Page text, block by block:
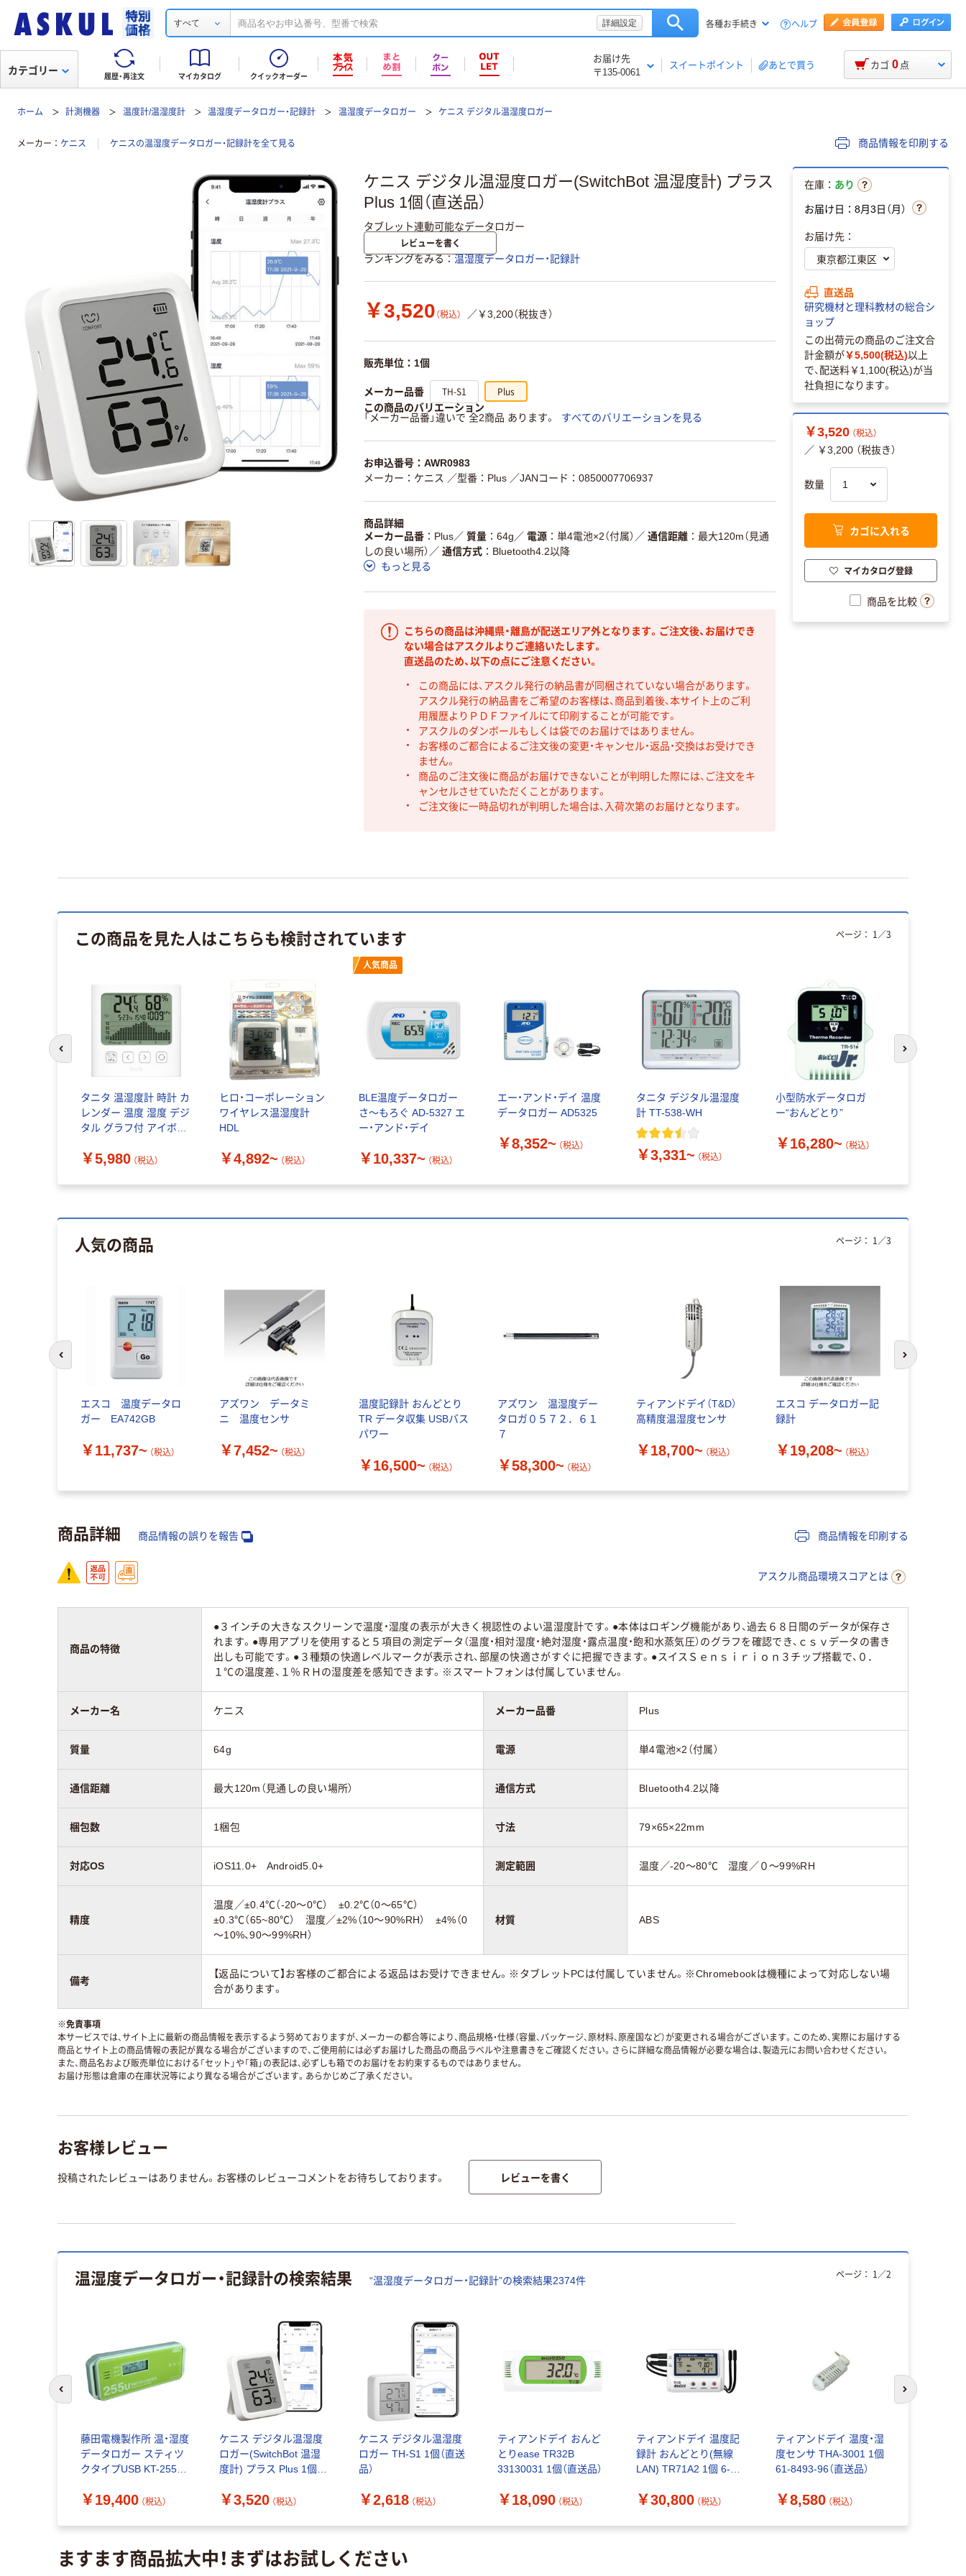
すべて 詳細設定 各種お手続き ヘルプ
履歴・再注文 マイカタログ クイックオーダー
お届け先
〒135-0061
スイートポイント あとで買う
カテゴリー カゴ 0 点
ホーム 計測機器 温度計/温湿度計 温湿度データロガー・記録計 温湿度データロガー ケニス デジタル温湿度ロガー
メーカー ケニス ケニスの温湿度データロガー・記録計を全て見る 商品情報を印刷する
ケニス デジタル温湿度ロガー(SwitchBot 温湿度計) プラス
Plus 1個（直送品）
タブレット連動可能なデータロガー
レビューを書く
ランキングをみる 温湿度データロガー・記録計
￥3,520 （税込） ／￥3,200（税抜き）
販売単位：1個
メーカー品番 TH-S1 Plus
この商品のバリエーション
「メーカー品番」違いで 全2商品 あります。
すべてのバリエーションを見る
お申込番号：AWR0983
メーカー：ケニス ／型番：Plus ／JANコード：0850007706937
商品詳細
メーカー品番
Plus／ 質量 64g ／ 電源 単4電池×2（付属） ／ 通信距離
最大120m（見通
しの良い場所） ／ 通信方式
Bluetooth4.2以降
もっと見る
こちらの商品は沖縄県・離島が配送エリア外となります。ご注文後、お届けでき
ない場合はアスクルよりご連絡いたします。
直送品のため、以下の点にご注意ください。
この商品には、アスクル発行の納品書が同梱されていない場合があります。
アスクル発行の納品書をご希望のお客様は、商品到着後、本サイト上のご利
用履歴よりＰＤＦファイルにて印刷することが可能です。
アスクルのダンボールもしくは袋でのお届けではありません。
お客様のご都合によるご注文後の変更・キャンセル・返品・交換はお受けでき
ません。
商品のご注文後に商品がお届けできないことが判明した際には、ご注文をキ
ャンセルさせていただくことがあります。
ご注文後に一時品切れが判明した場合は、入荷次第のお届けとなります。
在庫： あり
お届け日：8月3日（月）
お届け先：
直送品
研究機材と理科教材の総合シ
ョップ
この出荷元の商品のご注文合
計金額が￥5,500(税込)以上
で、配送料￥1,100(税込)が当
社負担になります。
￥3,520 （税込）
／ ￥3,200 （税抜き）
数量
カゴに入れる
マイカタログ登録
商品を比較
この商品を見た人はこちらも検討されています
タニタ 温湿度計 時計 カ
レンダー 温度 湿度 デジ
タル グラフ付 アイボリ
￥5,980 （税込）
ヒロ・コーポレーション
ワイヤレス温湿度計
HDL
￥4,892~ （税込）
人気商品
BLE温度データロガー
さ～もろぐ AD-5327 エ
ー・アンド・デイ
￥10,337~ （税込）
エー・アンド・デイ 温度
データロガー AD5325
￥8,352~ （税込）
タニタ デジタル温湿度
計 TT-538-WH
￥3,331~ （税込）
小型防水データロガ
ー“おんどとり”
￥16,280~ （税込）
ページ： 1 ／3
前のスライドへ 次のスライド
人気の商品
エスコ 温度データロ
ガー EA742GB
￥11,737~ （税込）
アズワン データミ
ニ 温度センサ
￥7,452~ （税込）
温度記録計 おんどとり
TR データ収集 USBバス
パワー
￥16,500~ （税込）
アズワン 温湿度デー
タロガ０５７２．６１
７
￥58,300~ （税込）
ティアンドデイ（T&D）
高精度温湿度センサ
￥18,700~ （税込）
エスコ データロガー記
録計
￥19,208~ （税込）
ページ： 1 ／3
次のスライド
商品詳細 商品情報の誤りを報告 商品情報を印刷する
アスクル商品環境スコアとは
商品の特徴
●３インチの大きなスクリーンで温度・湿度の表示が大きく視認性のよい温湿度計です。●本体はロギング機能があり、過去６８日間のデータが保存さ
れます。●専用アプリを使用すると５項目の測定データ（温度・相対湿度・絶対湿度・露点温度・飽和水蒸気圧）のグラフを確認でき、ｃｓｖデータの書き
出しも可能です。●３種類の快適レベルマークが表示され、部屋の快適さがすぐに把握できます。●スイスＳｅｎｓｉｒｉｏｎ３チップ搭載で、０．
１℃の温度差、１％ＲＨの湿度差を感知できます。※スマートフォンは付属していません。
メーカー名 ケニス メーカー品番 Plus
質量 64g 電源 単4電池×2（付属）
通信距離 最大120m（見通しの良い場所） 通信方式 Bluetooth4.2以降
梱包数 1梱包 寸法 79×65×22mm
対応OS iOS11.0+ Android5.0+ 測定範囲 温度／-20～80℃ 湿度／０～99%RH
精度
温度／±0.4℃（-20～0℃） ±0.2℃（0～65℃）
±0.3℃（65~80℃） 湿度／±2%（10～90%RH） ±4%（0
～10%、90～99%RH）
材質 ABS
備考
【返品について】お客様のご都合による返品はお受けできません。※タブレットPCは付属していません。※Chromebookは機種によって対応しない場
合があります。
※免責事項
本サービスでは、サイト上に最新の商品情報を表示するよう努めておりますが、メーカーの都合等により、商品規格・仕様（容量、パッケージ、原材料、原産国など）が変更される場合がございます。このため、実際にお届けする
商品とサイト上の商品情報の表記が異なる場合がございますので、ご使用前には必ずお届けした商品の商品ラベルや注意書きをご確認ください。さらに詳細な商品情報が必要な場合は、製造元にお問い合わせください。
また、商品名および販売単位における「セット」や「箱」の表記は、必ずしも箱でのお届けをお約束するものではありません。
お届け形態は倉庫の在庫状況等により異なる場合がございます。あらかじめご了承ください。
お客様レビュー
投稿されたレビューはありません。お客様のレビューコメントをお待ちしております。 レビューを書く
温湿度データロガー・記録計の検索結果 “温湿度データロガー・記録計”の検索結果2374件
藤田電機製作所 温・湿度
データロガー スティツ
クタイプUSB KT-255U
￥19,400 （税込）
ケニス デジタル温湿度
ロガー(SwitchBot 温湿
度計) プラス Plus 1個
￥3,520 （税込）
ケニス デジタル温湿度
ロガー TH-S1 1個（直送
品）
￥2,618 （税込）
ティアンドデイ おんど
とりease TR32B
33130031 1個（直送品）
￥18,090 （税込）
ティアンドデイ 温度記
録計 おんどとり(無線
LAN) TR71A2 1個 6-
￥30,800 （税込）
ティアンドデイ 温度・湿
度センサ THA-3001 1個
61-8493-96（直送品）
￥8,580 （税込）
ページ： 1 ／2
前のスライドへ 次のスライド
ますます商品拡大中！まずはお試しください